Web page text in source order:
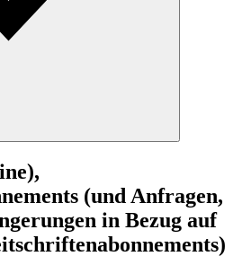
(und Anfragen,
in Bezug auf